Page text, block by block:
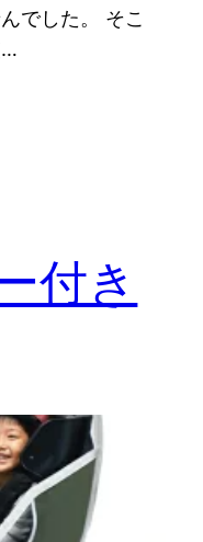
でした。 そこ
…
付き